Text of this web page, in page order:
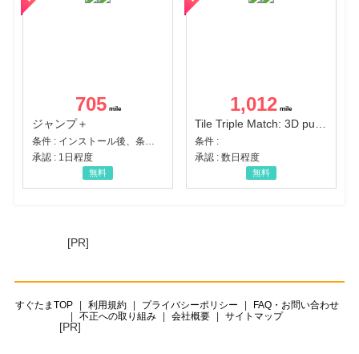
705
ジャンプ＋
承認 : 1日程度
無料
1,012
条件 :
承認 : 数日程度
無料
[PR]
すぐたまTOP 利用規約 プライバシーポリシー
FAQ・お問い合わせ
不正への取り組み
会社概要 サイトマップ
[PR]